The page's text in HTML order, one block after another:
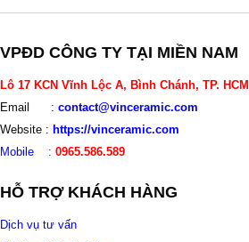
VPĐD CÔNG TY TẠI MIỀN NAM
Lô 17 KCN Vĩnh Lộc A, Bình Chánh, TP. HCM
Email : contact@vinceramic.com
Website : https://vinceramic.com
Mobile : 0965.586.589
HỖ TRỢ KHÁCH HÀNG
Dịch vụ tư vấn